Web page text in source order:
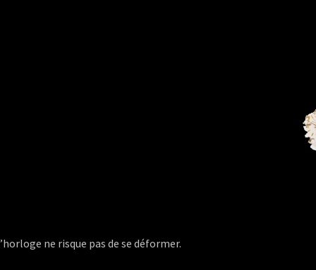
ne risque pas de se déformer.